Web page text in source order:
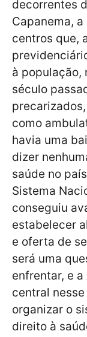
decorrentes
Capanema,
centros que,
à população,
século
como
havia uma
dizer
saúde no
Sistema
conseguiu
estabelecer
e oferta de
será uma
enfrentar, e
central
organizar o
direito à